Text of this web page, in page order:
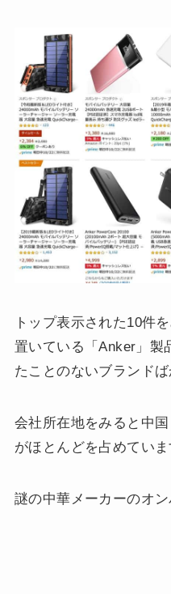
トップ表示された10件
置いている「Anker」製
たことのないブランドば
会社所在地をみると中
がほとんどを占めていま
謎の中華メーカーのオン